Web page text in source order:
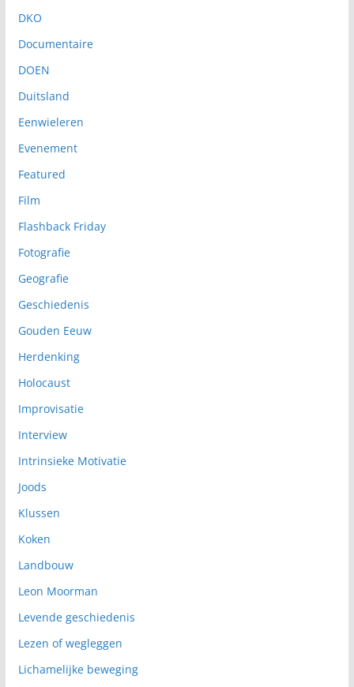
DKO
Documentaire
DOEN
Duitsland
Eenwieleren
Evenement
Featured
Film
Flashback Friday
Fotografie
Geografie
Geschiedenis
Gouden Eeuw
Herdenking
Holocaust
Improvisatie
Interview
Intrinsieke Motivatie
Joods
Klussen
Koken
Landbouw
Leon Moorman
Levende geschiedenis
Lezen of wegleggen
Lichamelijke beweging